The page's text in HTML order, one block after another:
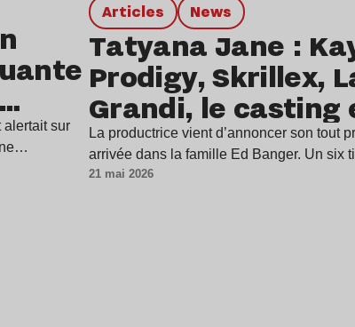
alertait sur
Articles news
Tatyana Jane :
Prodigy, Skrillex,
Grandi, le casting
son nouvel EP
La productrice vient d’annoncer son tout
arrivée dans la famille Ed Banger. Un six
21 mai 2026